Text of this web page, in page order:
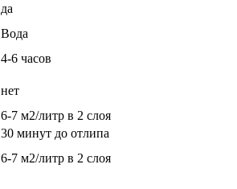
да
Вода
4-6 часов
нет
6-7 м2/литр в 2 слоя
30 минут до отлипа
6-7 м2/литр в 2 слоя